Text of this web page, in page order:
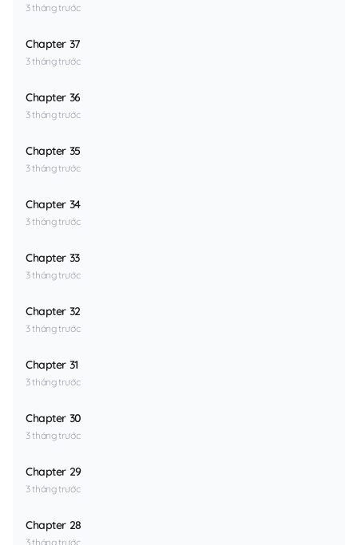
3 tháng trước
Chapter 37
3 tháng trước
Chapter 36
3 tháng trước
Chapter 35
3 tháng trước
Chapter 34
3 tháng trước
Chapter 33
3 tháng trước
Chapter 32
3 tháng trước
Chapter 31
3 tháng trước
Chapter 30
3 tháng trước
Chapter 29
3 tháng trước
Chapter 28
3 tháng trước